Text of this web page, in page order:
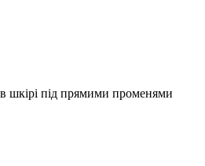
шкірі під прямими променями